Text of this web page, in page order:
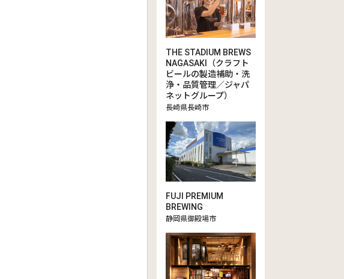
THE STADIUM BREWS
NAGASAKI（クラフト
ビールの製造補助・洗
浄・品質管理／ジャパ
ネットグループ）
長崎県長崎市
FUJI PREMIUM
BREWING
静岡県御殿場市